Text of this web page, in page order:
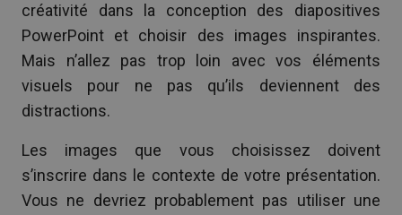
créativité dans la conception des diapositives
PowerPoint et choisir des images inspirantes.
Mais n’allez pas trop loin avec vos éléments
visuels pour ne pas qu’ils deviennent des
distractions.
Les images que vous choisissez doivent
s’inscrire dans le contexte de votre présentation.
Vous ne devriez probablement pas utiliser une